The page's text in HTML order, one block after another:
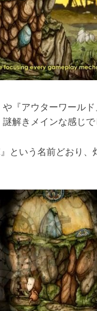
や『アウターワール
解きメインな感じで
という名前どおり